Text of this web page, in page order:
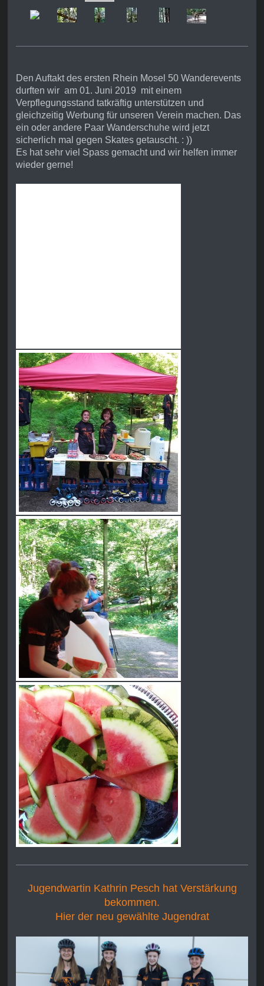
Den Auftakt des ersten Rhein Mosel 50 Wanderevents
durften wir am 01. Juni 2019 mit einem
Verpflegungsstand tatkräftig unterstützen und
gleichzeitig Werbung für unseren Verein machen. Das
ein oder andere Paar Wanderschuhe wird jetzt
sicherlich mal gegen Skates getauscht. : ))
Es hat sehr viel Spass gemacht und wir helfen immer
wieder gerne!
Jugendwartin Kathrin Pesch hat Verstärkung
bekommen.
Hier der neu gewählte Jugendrat